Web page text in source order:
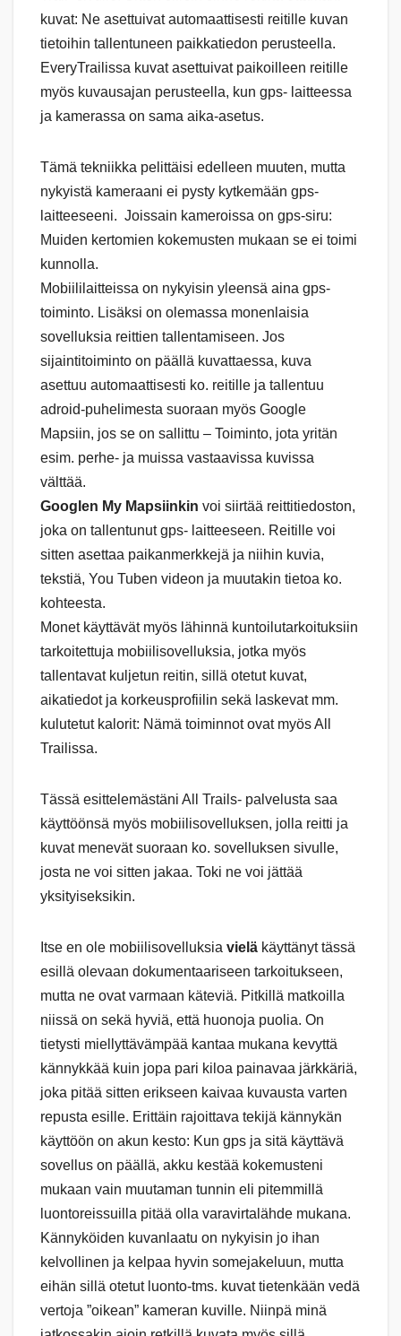
kuvat: Ne asettuivat automaattisesti reitille kuvan
tietoihin tallentuneen paikkatiedon perusteella.
EveryTrailissa kuvat asettuivat paikoilleen reitille
myös kuvausajan perusteella, kun gps- laitteessa
ja kamerassa on sama aika-asetus.
Tämä tekniikka pelittäisi edelleen muuten, mutta
nykyistä kameraani ei pysty kytkemään gps-
laitteeseeni. Joissain kameroissa on gps-siru:
Muiden kertomien kokemusten mukaan se ei toimi
kunnolla.
Mobiililaitteissa on nykyisin yleensä aina gps-
toiminto. Lisäksi on olemassa monenlaisia
sovelluksia reittien tallentamiseen. Jos
sijaintitoiminto on päällä kuvattaessa, kuva
asettuu automaattisesti ko. reitille ja tallentuu
adroid-puhelimesta suoraan myös Google
Mapsiin, jos se on sallittu – Toiminto, jota yritän
esim. perhe- ja muissa vastaavissa kuvissa
välttää.
Googlen My Mapsiinkin voi siirtää reittitiedoston,
joka on tallentunut gps- laitteeseen. Reitille voi
sitten asettaa paikanmerkkejä ja niihin kuvia,
tekstiä, You Tuben videon ja muutakin tietoa ko.
kohteesta.
Monet käyttävät myös lähinnä kuntoilutarkoituksiin
tarkoitettuja mobiilisovelluksia, jotka myös
tallentavat kuljetun reitin, sillä otetut kuvat,
aikatiedot ja korkeusprofiilin sekä laskevat mm.
kulutetut kalorit: Nämä toiminnot ovat myös All
Trailissa.
Tässä esittelemästäni All Trails- palvelusta saa
käyttöönsä myös mobiilisovelluksen, jolla reitti ja
kuvat menevät suoraan ko. sovelluksen sivulle,
josta ne voi sitten jakaa. Toki ne voi jättää
yksityiseksikin.
Itse en ole mobiilisovelluksia vielä käyttänyt tässä
esillä olevaan dokumentaariseen tarkoitukseen,
mutta ne ovat varmaan käteviä. Pitkillä matkoilla
niissä on sekä hyviä, että huonoja puolia. On
tietysti miellyttävämpää kantaa mukana kevyttä
kännykkää kuin jopa pari kiloa painavaa järkkäriä,
joka pitää sitten erikseen kaivaa kuvausta varten
repusta esille. Erittäin rajoittava tekijä kännykän
käyttöön on akun kesto: Kun gps ja sitä käyttävä
sovellus on päällä, akku kestää kokemusteni
mukaan vain muutaman tunnin eli pitemmillä
luontoreissuilla pitää olla varavirtalähde mukana.
Kännyköiden kuvanlaatu on nykyisin jo ihan
kelvollinen ja kelpaa hyvin somejakeluun, mutta
eihän sillä otetut luonto-tms. kuvat tietenkään vedä
vertoja ”oikean” kameran kuville. Niinpä minä